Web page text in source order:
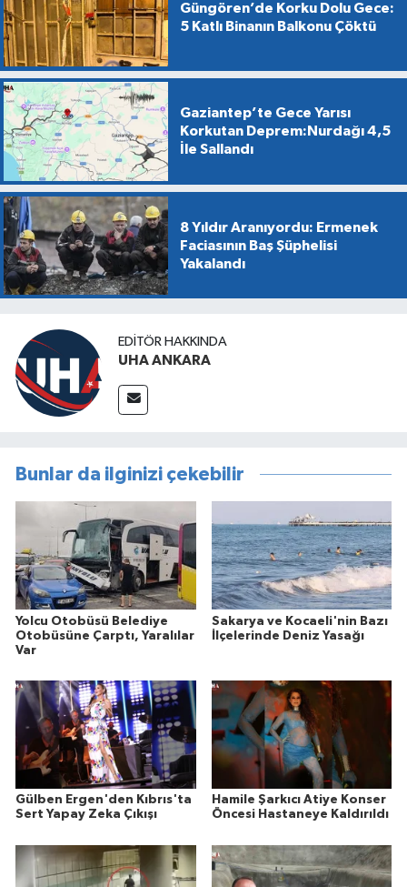
Güngören’de Korku Dolu Gece:
5 Katlı Binanın Balkonu Çöktü
Gaziantep’te Gece Yarısı
Korkutan Deprem:Nurdağı 4,5
İle Sallandı
8 Yıldır Aranıyordu: Ermenek
Faciasının Baş Şüphelisi
Yakalandı
EDITÖR HAKKINDA
UHA ANKARA
Bunlar da ilginizi çekebilir
Yolcu Otobüsü Belediye
Otobüsüne Çarptı, Yaralılar
Var
Sakarya ve Kocaeli'nin Bazı
İlçelerinde Deniz Yasağı
Gülben Ergen'den Kıbrıs'ta
Sert Yapay Zeka Çıkışı
Hamile Şarkıcı Atiye Konser
Öncesi Hastaneye Kaldırıldı